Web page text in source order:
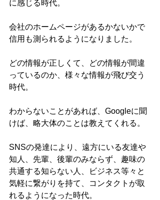
に感じる時代。
会社のホームページがあるかないかで
信用も測られるようになりました。
どの情報が正しくて、どの情報が間違
っているのか、様々な情報が飛び交う
時代。
わからないことがあれば、Googleに聞
けば、略大体のことは教えてくれる。
SNSの発達により、遠方にいる友達や
知人、先輩、後輩のみならず、趣味の
共通する知らない人、ビジネス等々と
気軽に繋がりを持て、コンタクトが取
れるようになった時代。